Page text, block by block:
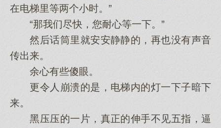
在电梯里等两个小时。”
“那我们尽快，您耐心等一下。”
然后话筒里就安安静静的，再也没有声音
传出来。
余心有些傻眼。
更令人崩溃的是，电梯内的灯一下子暗下
来。
黑压压的一片，真正的伸手不见五指，逼